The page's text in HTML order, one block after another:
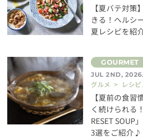
【夏バテ対策
きる！ヘルシ
夏レシピを紹
JUL 2ND,
グルメ > レシピ
【夏前の食習
く続けられる
RESET SOUP
3選をご紹介♪